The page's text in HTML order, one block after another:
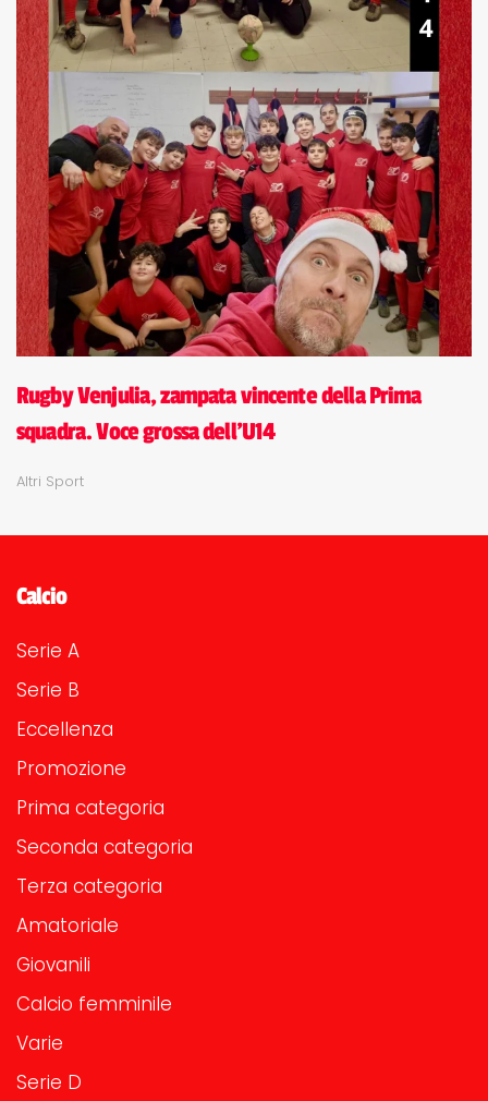
Rugby Venjulia, zampata vincente della Prima
squadra. Voce grossa dell'U14
Altri Sport
Calcio
Serie A
Serie B
Eccellenza
Promozione
Prima categoria
Seconda categoria
Terza categoria
Amatoriale
Giovanili
Calcio femminile
Varie
Serie D